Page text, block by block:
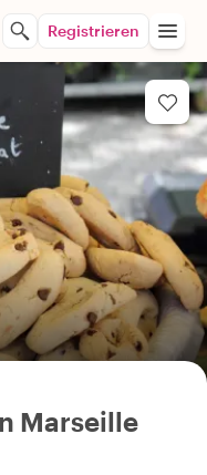
Registrieren
Marseille